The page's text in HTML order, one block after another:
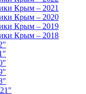
Крым – 2021
Крым – 2020
Крым – 2019
Крым – 2018